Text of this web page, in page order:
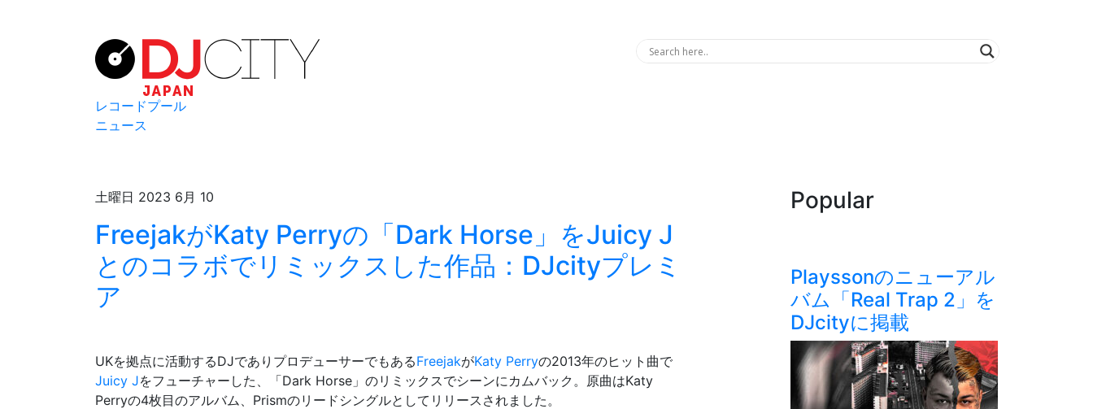
レコードプール
ニュース
土曜日 2023 6月 10
FreejakがKaty Perryの「Dark Horse」をJuicy J
とのコラボでリミックスした作品：DJcityプレミ
ア
UKを拠点に活動するDJでありプロデューサーでもあるFreejakがKaty Perryの2013年のヒット曲で
Juicy Jをフューチャーした、「Dark Horse」のリミックスでシーンにカムバック。原曲はKaty
Perryの4枚目のアルバム、 Prismのリードシングルとしてリリースされました。
Popular
Playssonのニューアル
バム「Real Trap 2」を
DJcityに掲載